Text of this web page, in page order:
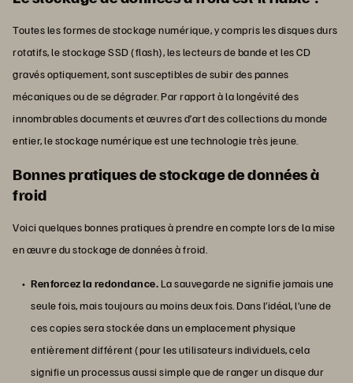
Toutes les formes de stockage numérique, y compris les disques durs
rotatifs, le stockage SSD (flash), les lecteurs de bande et les CD
gravés optiquement, sont susceptibles de subir des pannes
mécaniques ou de se dégrader. Par rapport à la longévité des
innombrables documents et œuvres d’art des collections du monde
entier, le stockage numérique est une technologie très jeune.
Bonnes pratiques de stockage de données à
froid
Voici quelques bonnes pratiques à prendre en compte lors de la mise
en œuvre du stockage de données à froid.
Renforcez la redondance.La sauvegarde ne signifie jamais une
seule fois, mais toujours au moins deux fois. Dans l’idéal, l’une de
ces copies sera stockée dans un emplacement physique
entièrement différent (pour les utilisateurs individuels, cela
signifie un processus aussi simple que de ranger un disque dur